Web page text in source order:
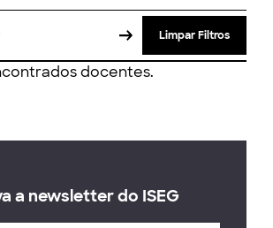
Limpar Filtros
docentes.
a newsletter do ISEG